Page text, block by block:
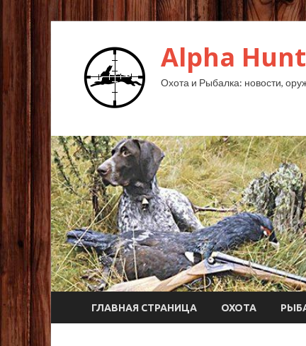
Alpha
Охота и Рыбалка: новости,
ГЛАВНАЯ СТРАНИЦА ОХОТА